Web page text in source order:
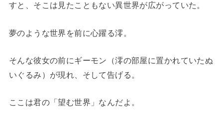
すと、そこは見たこともない異世界が広がっていた。
夢のような世界を前に心躍る澪。
そんな彼女の前にギーモン（澪の部屋に置かれていたぬ
いぐるみ）が現れ、そして告げる。
ここは君の「望む世界」なんだよ。